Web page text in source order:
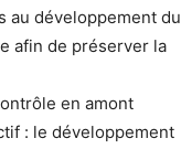
au développement du
afin de préserver la
en amont
: le développement